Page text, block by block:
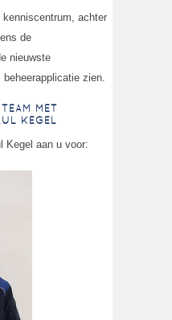
achter
de
nieuwste
zien.
MET
KEGEL
Kegel aan u voor: